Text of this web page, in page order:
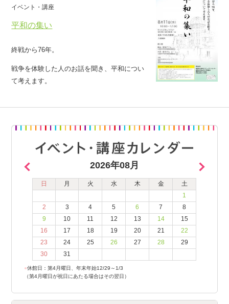
平和の集い
イベント・講座
終戦から76年。
戦争を体験した人のお話を聞き、平和につい
て考えます。
2026年08月
日 月 火 水 木 金
土
1
2
3 4 5 6 7
8
9
10 11 12 13 14
15
16
17 18 19 20 21
22
23
24 25 26 27 28
29
30
31
●休館日：第4月曜日、年末年始12/29～1/3
（第4月曜日が祝日にあたる場合はその翌日）